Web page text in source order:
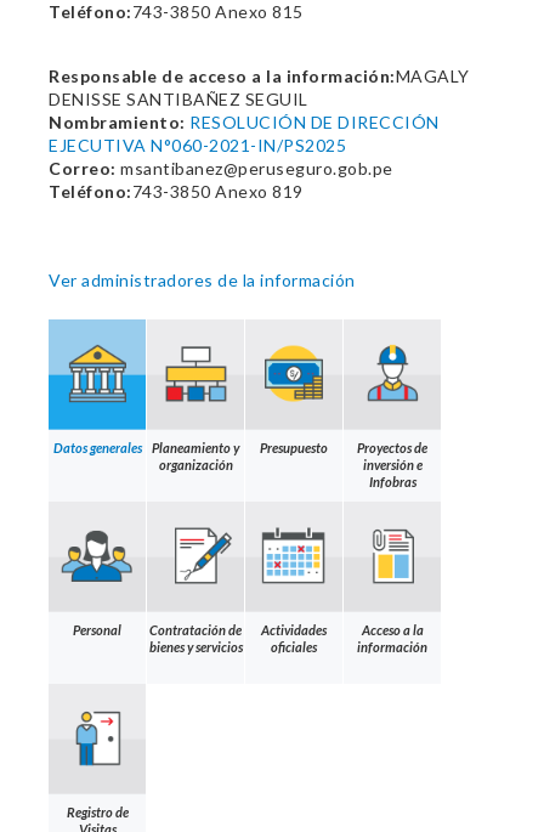
Teléfono:743-3850 Anexo 815
Responsable de acceso a la información:MAGALY
DENISSE SANTIBAÑEZ SEGUIL
Nombramiento: RESOLUCIÓN DE DIRECCIÓN
EJECUTIVA N°060-2021-IN/PS2025
Correo: msantibanez@peruseguro.gob.pe
Teléfono:743-3850 Anexo 819
Ver administradores de la información
Datos generales
Planeamiento y
organización
Presupuesto
Proyectos de
inversión e
Infobras
Personal
Contratación de
bienes y servicios
Actividades
oficiales
Acceso a la
información
Registro de
Visitas